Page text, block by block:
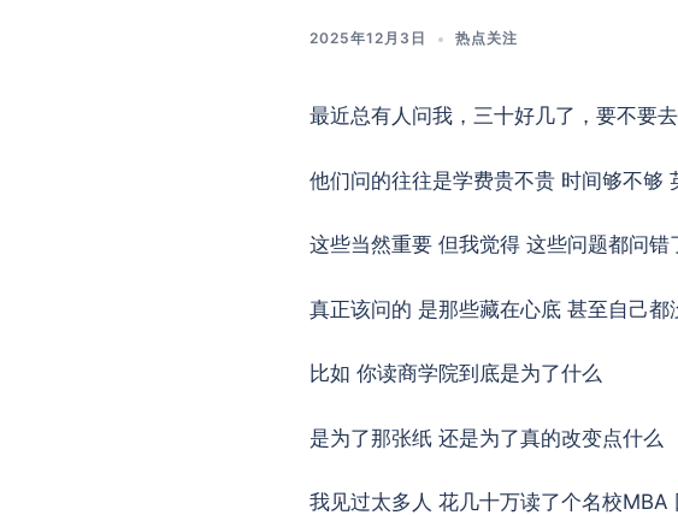
2025年12月3日 热点关注
最近总有人问我，三十好几了，要不要
他们问的往往是学费贵不贵 时间够不够
这些当然重要 但我觉得 这些问题都问错
真正该问的 是那些藏在心底 甚至自己都
比如 你读商学院到底是为了什么
是为了那张纸 还是为了真的改变点什么
我见过太多人 花几十万读了个名校